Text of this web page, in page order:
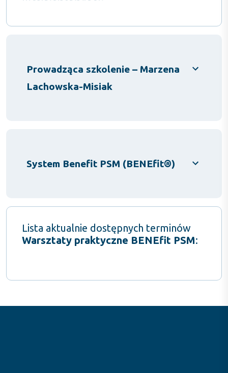
Prowadząca szkolenie – Marzena
Lachowska-Misiak
System Benefit PSM (BENEfit®)
Lista aktualnie dostępnych terminów
Warsztaty praktyczne BENEfit PSM: